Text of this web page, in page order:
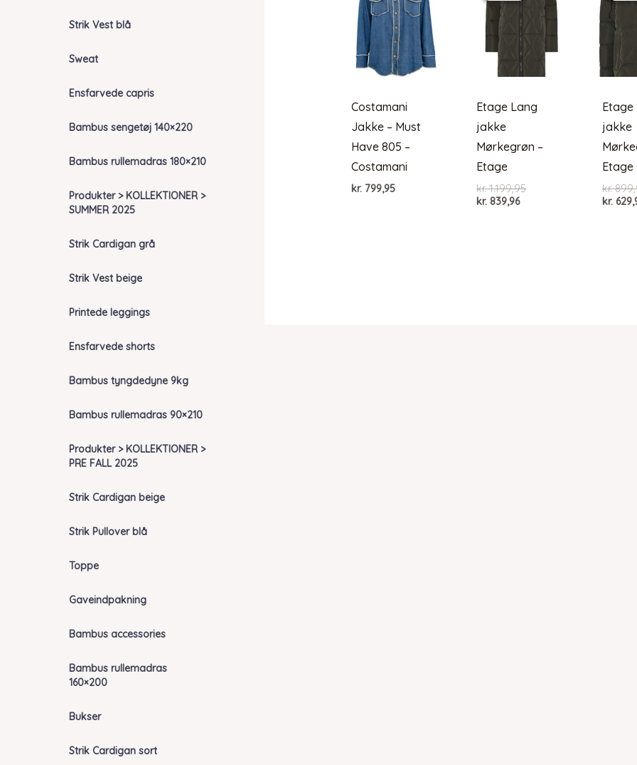
Strik Vest blå
Sweat
Ensfarvede capris
Bambus sengetøj 140×220
Bambus rullemadras 180×210
Produkter > KOLLEKTIONER >
SUMMER 2025
Strik Cardigan grå
Strik Vest beige
Printede leggings
Ensfarvede shorts
Bambus tyngdedyne 9kg
Bambus rullemadras 90×210
Produkter > KOLLEKTIONER >
PRE FALL 2025
Strik Cardigan beige
Strik Pullover blå
Toppe
Gaveindpakning
Bambus accessories
Bambus rullemadras
160×200
Bukser
Strik Cardigan sort
Costamani
Jakke – Must
Have 805 –
Costamani
kr.799,95
Etage Lang
jakke
Mørkegrøn –
Etage
kr.1.199,95Den
kr. 839,96Den
jakke
Etage
kr.
kr.